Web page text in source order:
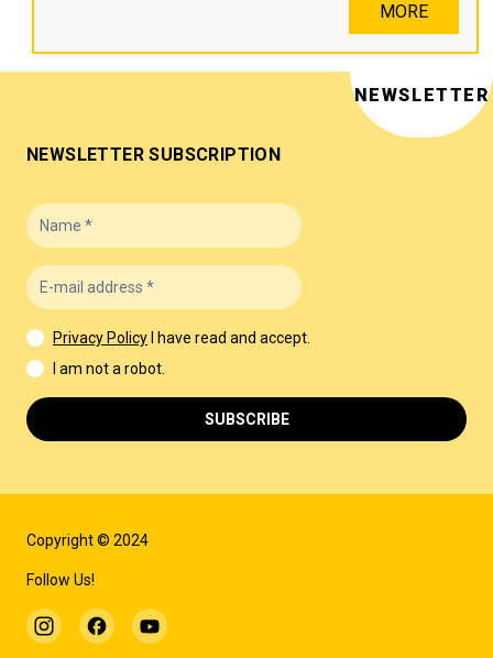
MORE
Copyright © 2024
Follow Us!
NEWSLETTER
NEWSLETTER SUBSCRIPTION
Privacy Policy
I have read and accept.
I am not a robot.
SUBSCRIBE